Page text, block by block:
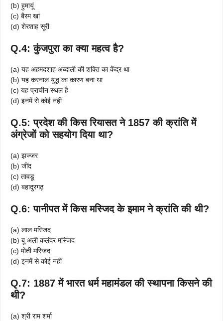
(b) हुमायूं
(c) बैरम खां
(d) शेरशाह सूरी
Q.4: कुंजपुरा का क्या महत्व है?
(a) यह अहमदशाह अब्दाली की शक्ति का केंद्र था
(b) यह करनाल युद्ध का कारण बना था
(c) यह प्राचीन स्थल है
(d) इनमें से कोई नहीं
Q.5: प्रदेश की किस रियासत ने 1857 की क्रांति में
अंग्रेजों को सहयोग दिया था?
(a) झज्जर
(b) जींद
(c) तावडू
(d) बहादुरगढ़
Q.6: पानीपत में किस मस्जिद के इमाम ने क्रांति की थी?
(a) लाल मस्जिद
(b) बू अली कलंदर मस्जिद
(c) मोती मस्जिद
(d) इनमें से कोई नहीं
Q.7: 1887 में भारत धर्म महामंडल की स्थापना किसने की
थी?
(a) श्री राम शर्मा